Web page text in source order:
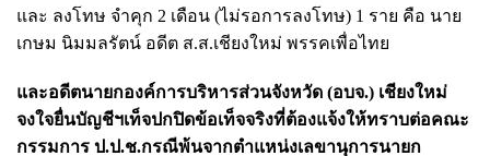
และ ลงโทษ จำคุก 2 เดือน (ไม่รอการลงโทษ) 1 ราย คือ นาย
เกษม นิมมลรัตน์ อดีต ส.ส.เชียงใหม่ พรรคเพื่อไทย
และอดีตนายกองค์การบริหารส่วนจังหวัด (อบจ.) เชียงใหม่
จงใจยื่นบัญชีฯเท็จปกปิดข้อเท็จจริงที่ต้องแจ้งให้ทราบต่อคณะ
กรรมการ ป.ป.ช.กรณีพ้นจากตำแหน่งเลขานุการนายก